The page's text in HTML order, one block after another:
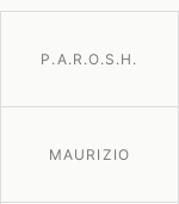
P.A.R.O.S.H.
MAURIZIO